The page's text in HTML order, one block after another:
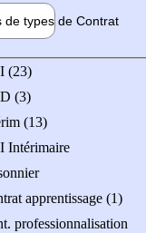
de types de Contrat
(23)
(3)
(13)
Intérimaire
apprentissage (1)
professionnalisation